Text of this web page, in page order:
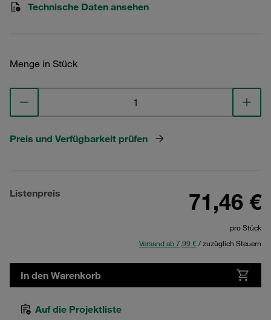
Technische Daten ansehen
Menge in Stück
Preis und Verfügbarkeit prüfen
Listenpreis 71,46 €
pro Stück
Versand ab 7,99 €/ zuzüglich Steuern
In den Warenkorb
Auf die Projektliste